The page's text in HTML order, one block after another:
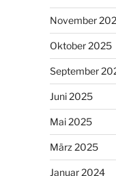
November
Oktober 2025
September
Juni 2025
Mai 2025
März 2025
Januar 2024